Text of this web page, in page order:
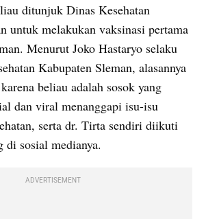
ditunjuk Dinas Kesehatan
untuk melakukan vaksinasi pertama
Menurut Joko Hastaryo selaku
Kabupaten Sleman, alasannya
beliau adalah sosok yang
dan viral menanggapi isu-isu
serta dr. Tirta sendiri diikuti
di sosial medianya.
ADVERTISEMENT